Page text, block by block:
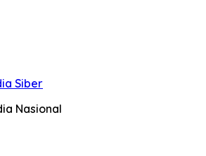
Siber
Nasional